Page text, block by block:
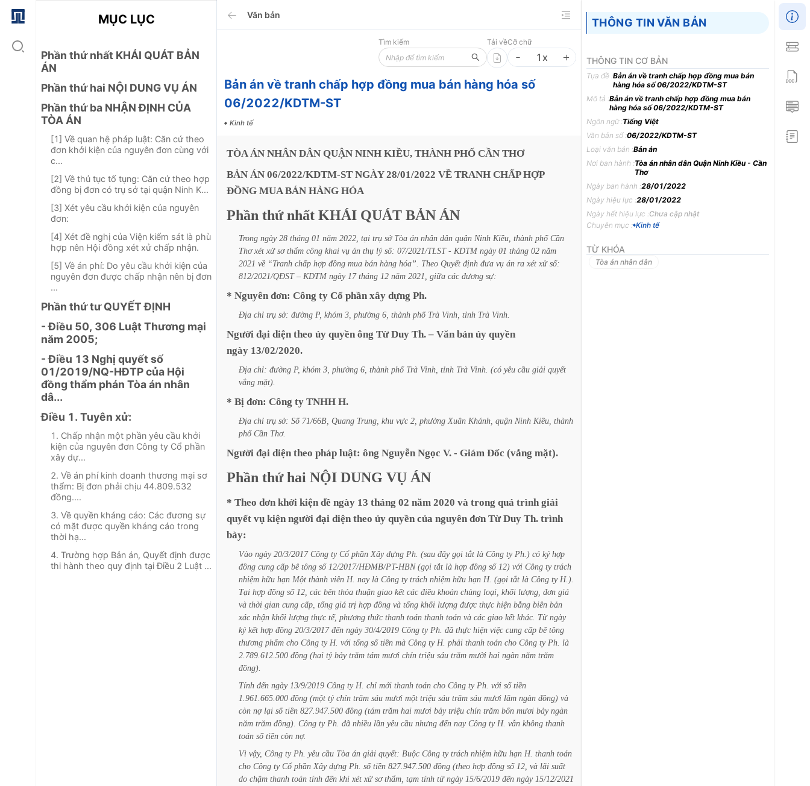
MỤC LỤC
Phần thứ nhất KHÁI QUÁT BẢN
ÁN
Phần thứ hai NỘI DUNG VỤ ÁN
Phần thứ ba NHẬN ĐỊNH CỦA
TÒA ÁN
[1] Về quan hệ pháp luật: Căn cứ theo
đơn khởi kiện của nguyên đơn cùng với
c...
[2] Về thủ tục tố tụng: Căn cứ theo hợp
đồng bị đơn có trụ sở tại quận Ninh K...
[3] Xét yêu cầu khởi kiện của nguyên
đơn:
[4] Xét đề nghị của Viện kiểm sát là phù
hợp nên Hội đồng xét xử chấp nhận.
[5] Về án phí: Do yêu cầu khởi kiện của
nguyên đơn được chấp nhận nên bị đơn
...
Phần thứ tư QUYẾT ĐỊNH
- Điều 50, 306 Luật Thương mại
năm 2005;
- Điều 13 Nghị quyết số
01/2019/NQ-HĐTP của Hội
đồng thẩm phán Tòa án nhân
dâ...
Điều 1. Tuyên xử:
1. Chấp nhận một phần yêu cầu khởi
kiện của nguyên đơn Công ty Cổ phần
xây dự...
2. Về án phí kinh doanh thương mại sơ
thẩm: Bị đơn phải chịu 44.809.532
đồng....
3. Về quyền kháng cáo: Các đương sự
có mặt được quyền kháng cáo trong
thời hạ...
4. Trường hợp Bản án, Quyết định được
thi hành theo quy định tại Điều 2 Luật ...
Văn bản
Tìm kiếm Tải vềCỡ chữ
1 x
Bản án về tranh chấp hợp đồng mua bán hàng hóa số
06/2022/KDTM-ST
Kinh tế
TÒA ÁN NHÂN DÂN QUẬN NINH KIỀU, THÀNH PHỐ CẦN THƠ
BẢN ÁN 06/2022/KDTM-ST NGÀY 28/01/2022 VỀ TRANH CHẤP HỢP
ĐỒNG MUA BÁN HÀNG HÓA
Phần thứ nhất KHÁI QUÁT BẢN ÁN
Trong ngày 28 tháng 01 năm 2022, tại trụ sở Tòa án nhân dân quận Ninh Kiều, thành phố Cần
Thơ xét xử sơ thẩm công khai vụ án thụ lý số: 07/2021/TLST - KDTM ngày 01 tháng 02 năm
2021 về “Tranh chấp hợp đồng mua bán hàng hóa”. Theo Quyết định đưa vụ án ra xét xử số:
812/2021/QĐST – KDTM ngày 17 tháng 12 năm 2021, giữa các đương sự:
* Nguyên đơn: Công ty Cổ phần xây dựng Ph.
Địa chỉ trụ sở: đường P, khóm 3, phường 6, thành phố Trà Vinh, tỉnh Trà Vinh.
Người đại diện theo ủy quyền ông Từ Duy Th. – Văn bản ủy quyền
ngày 13/02/2020.
Địa chỉ: đường P, khóm 3, phường 6, thành phố Trà Vinh, tỉnh Trà Vinh. (có yêu cầu giải quyết
vắng mặt).
* Bị đơn: Công ty TNHH H.
Địa chỉ trụ sở: Số 71/66B, Quang Trung, khu vực 2, phường Xuân Khánh, quận Ninh Kiều, thành
phố Cần Thơ.
Người đại diện theo pháp luật: ông Nguyễn Ngọc V. - Giám Đốc (vắng mặt).
Phần thứ hai NỘI DUNG VỤ ÁN
* Theo đơn khởi kiện đề ngày 13 tháng 02 năm 2020 và trong quá trình giải
quyết vụ kiện người đại diện theo ủy quyền của nguyên đơn Từ Duy Th. trình
bày:
Vào ngày 20/3/2017 Công ty Cổ phần Xây dựng Ph. (sau đây gọi tắt là Công ty Ph.) có ký hợp
đồng cung cấp bê tông số 12/2017/HĐMB/PT-HBN (gọi tắt là hợp đồng số 12) với Công ty trách
nhiệm hữu hạn Một thành viên H. nay là Công ty trách nhiệm hữu hạn H. (gọi tắt là Công ty H.).
Tại hợp đồng số 12, các bên thỏa thuận giao kết các điều khoản chủng loại, khối lượng, đơn giá
và thời gian cung cấp, tổng giá trị hợp đồng và tổng khối lượng được thực hiện bằng biên bản
xác nhận khối lượng thực tế, phương thức thanh toán thanh toán và các giao kết khác. Từ ngày
ký kết hợp đồng 20/3/2017 đến ngày 30/4/2019 Công ty Ph. đã thực hiện việc cung cấp bê tông
thương phẩm cho Công ty H. với tổng số tiền mà Công ty H. phải thanh toán cho Công ty Ph. là
2.789.612.500 đồng (hai tỷ bảy trăm tám mươi chín triệu sáu trăm mười hai ngàn năm trăm
đồng).
Tính đến ngày 13/9/2019 Công ty H. chỉ mới thanh toán cho Công ty Ph. với số tiền
1.961.665.000 đồng (một tỷ chín trăm sáu mươi một triệu sáu trăm sáu mươi lăm ngàn đồng) và
còn nợ lại số tiền 827.947.500 đồng (tám trăm hai mươi bảy triệu chín trăm bốn mươi bảy ngàn
năm trăm đồng). Công ty Ph. đã nhiều lần yêu cầu nhưng đến nay Công ty H. vẫn không thanh
toán số tiền còn nợ.
Vì vậy, Công ty Ph. yêu cầu Tòa án giải quyết: Buộc Công ty trách nhiệm hữu hạn H. thanh toán
cho Công ty Cổ phần Xây dựng Ph. số tiền 827.947.500 đồng (theo hợp đồng số 12, và lãi suất
do chậm thanh toán tính đến khi xét xử sơ thẩm, tạm tính từ ngày 15/6/2019 đến ngày 15/12/2021
THÔNG TIN VĂN BẢN
THÔNG TIN CƠ BẢN
Tựa đề :Bản án về tranh chấp hợp đồng mua bán
hàng hóa số 06/2022/KDTM-ST
Mô tả :Bản án về tranh chấp hợp đồng mua bán
hàng hóa số 06/2022/KDTM-ST
Ngôn ngữ :Tiếng Việt
Văn bản số :06/2022/KDTM-ST
Loại văn bản :Bản án
Nơi ban hành :Tòa án nhân dân Quận Ninh Kiều - Cần
Thơ
Ngày ban hành :28/01/2022
Ngày hiệu lực :28/01/2022
Ngày hết hiệu lực :Chưa cập nhật
Chuyên mục : Kinh tế
TỪ KHÓA
Tòa án nhân dân